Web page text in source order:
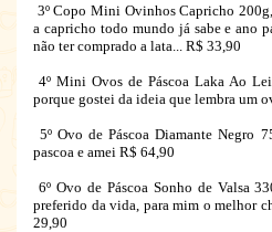
3º Copo Mini Ovinhos Capricho
a capricho todo mundo já sabe e ano
não ter comprado a lata... R$ 33,90
4º Mini Ovos de Páscoa Laka Ao
porque gostei da ideia que lembra um
5º Ovo de Páscoa Diamante Negro
pascoa e amei R$ 64,90
6º Ovo de Páscoa Sonho de Valsa
preferido da vida, para mim o melhor
29,90